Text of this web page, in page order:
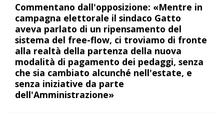
Commentano dall'opposizione: «Mentre in
campagna elettorale il sindaco Gatto
aveva parlato di un ripensamento del
sistema del free-flow, ci troviamo di fronte
alla realtà della partenza della nuova
modalità di pagamento dei pedaggi, senza
che sia cambiato alcunché nell'estate, e
senza iniziative da parte
dell'Amministrazione»